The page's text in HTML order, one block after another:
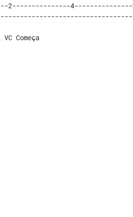
2---------------4---------------
Começa